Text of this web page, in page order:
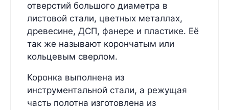
отверстий большого диаметра в
листовой стали, цветных металлах,
древесине, ДСП, фанере и пластике. Её
так же называют корончатым или
кольцевым сверлом.
Коронка выполнена из
инструментальной стали, а режущая
часть полотна изготовлена из